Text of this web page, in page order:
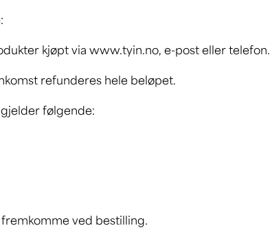
kjøpt via www.tyin.no, e-post eller telefon.
refunderes hele beløpet.
følgende:
ved bestilling.